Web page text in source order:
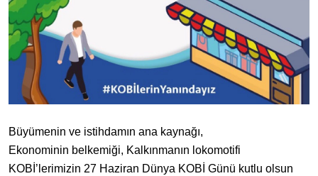
Büyümenin ve istihdamın ana kaynağı,
Ekonominin belkemiği, Kalkınmanın lokomotifi
KOBİ’lerimizin 27 Haziran Dünya KOBİ Günü kutlu olsun